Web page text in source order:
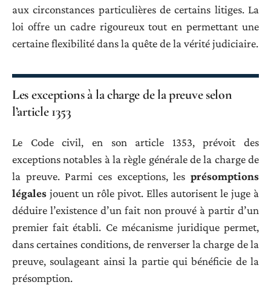
aux circonstances particulières de certains litiges. La
loi offre un cadre rigoureux tout en permettant une
certaine flexibilité dans la quête de la vérité judiciaire.
Les exceptions à la charge de la preuve selon
l’article 1353
Le Code civil, en son article 1353, prévoit des
exceptions notables à la règle générale de la charge de
la preuve. Parmi ces exceptions, les présomptions
légales jouent un rôle pivot. Elles autorisent le juge à
déduire l’existence d’un fait non prouvé à partir d’un
premier fait établi. Ce mécanisme juridique permet,
dans certaines conditions, de renverser la charge de la
preuve, soulageant ainsi la partie qui bénéficie de la
présomption.